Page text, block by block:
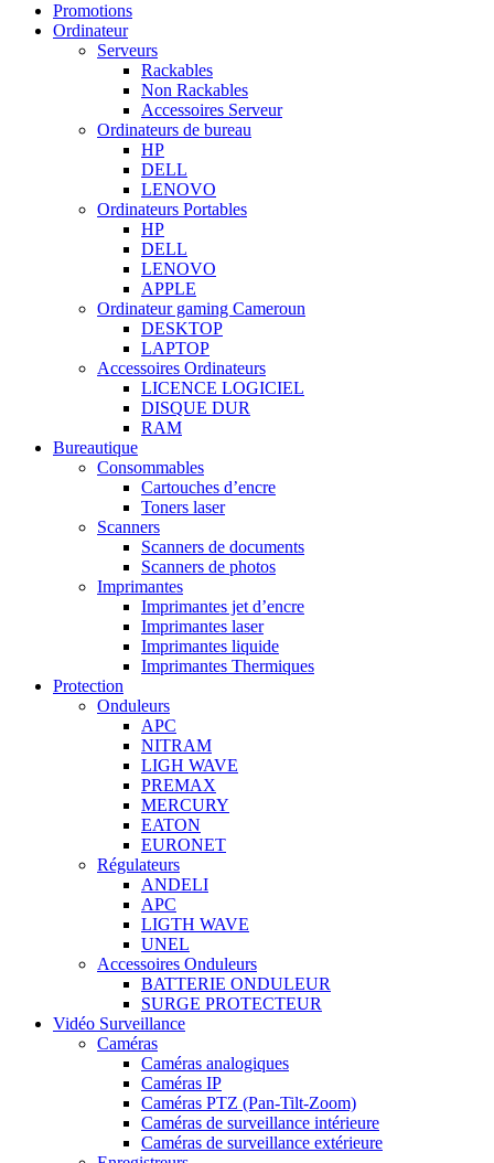
Promotions
Ordinateur
Serveurs
Rackables
Non Rackables
Accessoires Serveur
Ordinateurs de bureau
HP
DELL
LENOVO
Ordinateurs Portables
HP
DELL
LENOVO
APPLE
Ordinateur gaming Cameroun
DESKTOP
LAPTOP
Accessoires Ordinateurs
LICENCE LOGICIEL
DISQUE DUR
RAM
Bureautique
Consommables
Cartouches d’encre
Toners laser
Scanners
Scanners de documents
Scanners de photos
Imprimantes
Imprimantes jet d’encre
Imprimantes laser
Imprimantes liquide
Imprimantes Thermiques
Protection
Onduleurs
APC
NITRAM
LIGH WAVE
PREMAX
MERCURY
EATON
EURONET
Régulateurs
ANDELI
APC
LIGTH WAVE
UNEL
Accessoires Onduleurs
BATTERIE ONDULEUR
SURGE PROTECTEUR
Vidéo Surveillance
Caméras
Caméras analogiques
Caméras IP
Caméras PTZ (Pan-Tilt-Zoom)
Caméras de surveillance intérieure
Caméras de surveillance extérieure